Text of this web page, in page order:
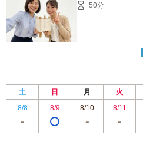
50分
土 日 月 火
8/8
8/9 8/10 8/11